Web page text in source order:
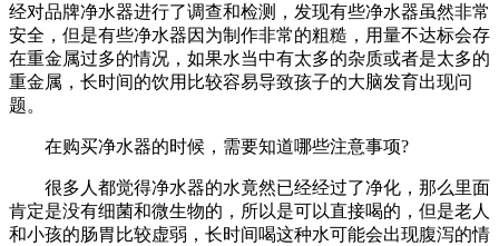
经对品牌净水器进行了调查和检测，发现有些净水器虽然非常
安全，但是有些净水器因为制作非常的粗糙，用量不达标会存
在重金属过多的情况，如果水当中有太多的杂质或者是太多的
重金属，长时间的饮用比较容易导致孩子的大脑发育出现问
题。
在购买净水器的时候，需要知道哪些注意事项?
很多人都觉得净水器的水竟然已经经过了净化，那么里面
肯定是没有细菌和微生物的，所以是可以直接喝的，但是老人
和小孩的肠胃比较虚弱，长时间喝这种水可能会出现腹泻的情